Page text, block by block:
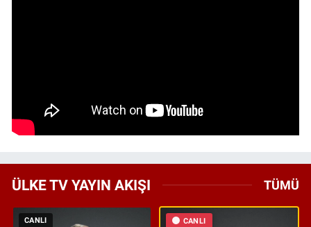
ÜLKE TV YAYIN AKIŞI TÜMÜ
CANLI CANLI